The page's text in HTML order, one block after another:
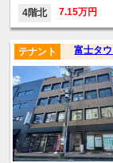
4階北 7.15万円
富士タ
テナント